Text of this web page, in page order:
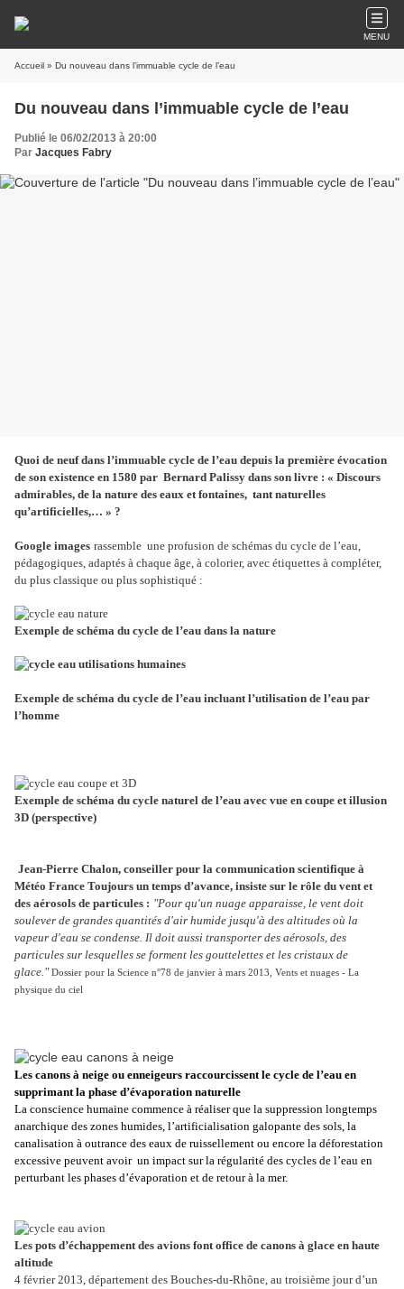
MENU
Accueil » Du nouveau dans l’immuable cycle de l’eau
Du nouveau dans l’immuable cycle de l’eau
Publié le 06/02/2013 à 20:00
Par Jacques Fabry
Quoi de neuf dans l’immuable cycle de l’eau depuis la première évocation
de son existence en 1580 par Bernard Palissy dans son livre : « Discours
admirables, de la nature des eaux et fontaines, tant naturelles
qu’artificielles,… » ?
Google images rassemble une profusion de schémas du cycle de l’eau,
pédagogiques, adaptés à chaque âge, à colorier, avec étiquettes à compléter,
du plus classique ou plus sophistiqué :
Exemple de schéma du cycle de l’eau dans la nature
Exemple de schéma du cycle de l’eau incluant l’utilisation de l’eau par
l’homme
Exemple de schéma du cycle naturel de l’eau avec vue en coupe et illusion
3D (perspective)
Jean-Pierre Chalon, conseiller pour la communication scientifique à
Météo France Toujours un temps d’avance, insiste sur le rôle du vent et
des aérosols de particules : "Pour qu'un nuage apparaisse, le vent doit
soulever de grandes quantités d'air humide jusqu'à des altitudes où la
vapeur d'eau se condense. Il doit aussi transporter des aérosols, des
particules sur lesquelles se forment les gouttelettes et les cristaux de
glace."Dossier pour la Science n°78 de janvier à mars 2013, Vents et nuages - La
physique du ciel
Les canons à neige ou enneigeurs raccourcissent le cycle de l’eau en
supprimant la phase d’évaporation naturelle
La conscience humaine commence à réaliser que la suppression longtemps
anarchique des zones humides, l’artificialisation galopante des sols, la
canalisation à outrance des eaux de ruissellement ou encore la déforestation
excessive peuvent avoir un impact sur la régularité des cycles de l’eau en
perturbant les phases d’évaporation et de retour à la mer.
Les pots d’échappement des avions font office de canons à glace en haute
altitude
4 février 2013, département des Bouches-du-Rhône, au troisième jour d’un